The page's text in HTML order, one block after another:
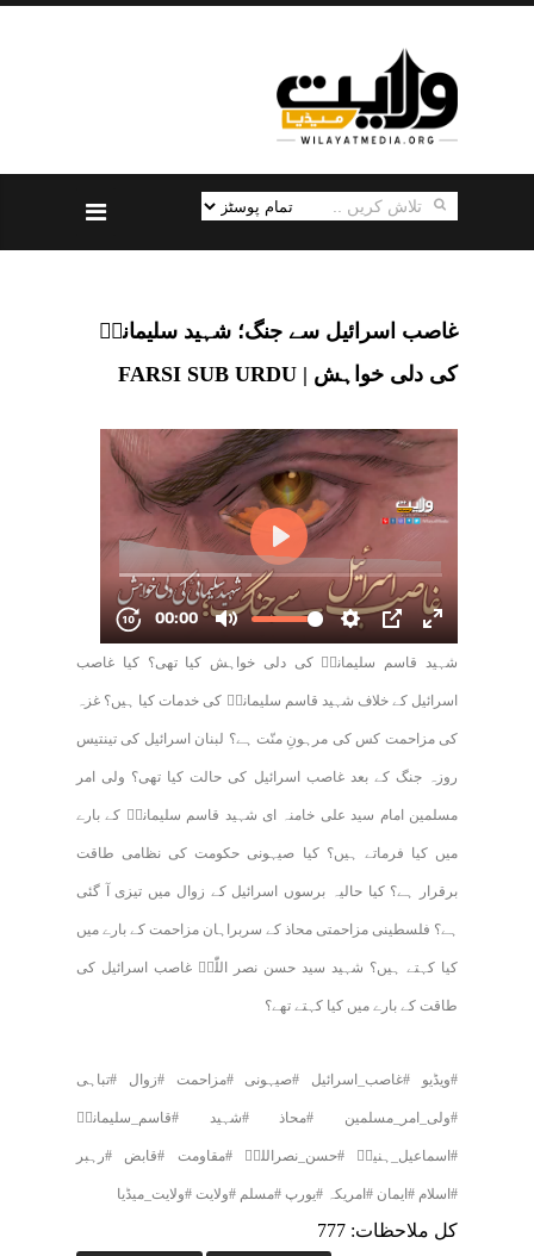
غاصب اسرائیل سے جنگ؛ شہید سلیمانیؒ
کی دلی خواہش | FARSI SUB URDU
شہید قاسم سلیمانیؒ کی دلی خواہش کیا تھی؟ کیا غاصب
اسرائیل کے خلاف شہید قاسم سلیمانیؒ کی خدمات کیا ہیں؟ غزہ
کی مزاحمت کس کی مرہونِ منّت ہے؟ لبنان اسرائیل کی تینتیس
روزہ جنگ کے بعد غاصب اسرائیل کی حالت کیا تھی؟ ولی امر
مسلمین امام سید علی خامنہ ای شہید قاسم سلیمانیؒ کے بارے
میں کیا فرماتے ہیں؟ کیا صیہونی حکومت کی نظامی طاقت
برقرار ہے؟ کیا حالیہ برسوں اسرائیل کے زوال میں تیزی آ گئی
ہے؟ فلسطینی مزاحمتی محاذ کے سربراہان مزاحمت کے بارے میں
کیا کہتے ہیں؟ شہید سید حسن نصر اللّٰہؒ غاصب اسرائیل کی
طاقت کے بارے میں کیا کہتے تھے؟
#ویڈیو #غاصب_اسرائیل #صیہونی #مزاحمت #زوال #تباہی
#ولی_امر_مسلمین #محاذ #شہید #قاسم_سلیمانیؒ
#اسماعیل_ہنیہؒ #حسن_نصراللہؒ #مقاومت #قابض #رہبر
#اسلام #ایمان #امریکہ #یورپ #مسلم #ولایت #ولایت_میڈیا
کل ملاحظات: 777